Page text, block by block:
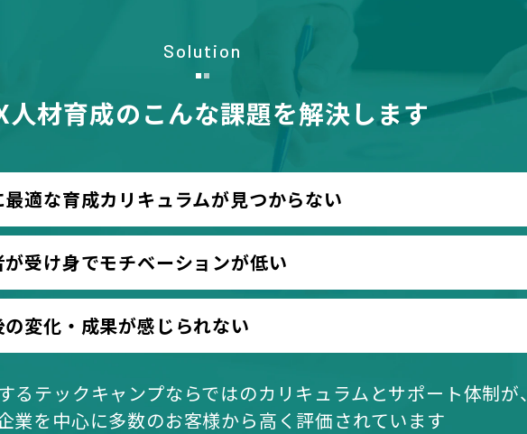
Solution
人材育成のこんな課題を解決します
適な育成カリキュラムが見つからない
受け身でモチベーションが低い
変化・成果が感じられない
るテックキャンプならではのカリキュラムとサポート体制が、
業を中心に多数のお客様から高く評価されています